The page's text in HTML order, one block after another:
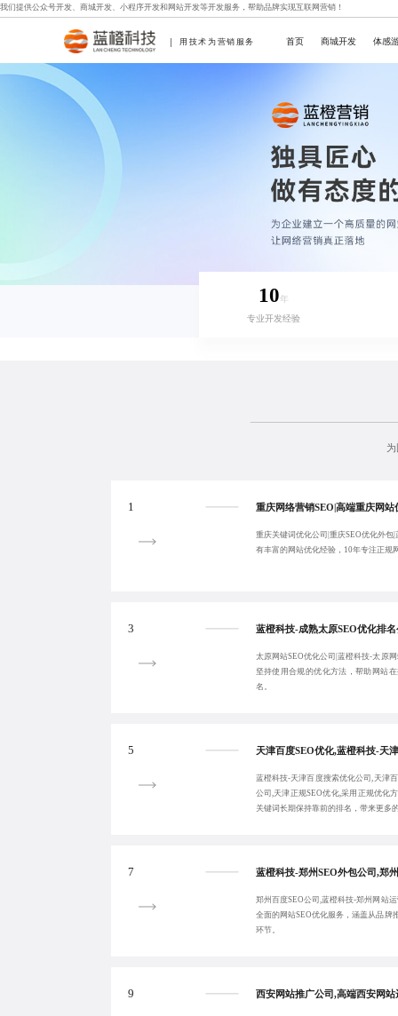
我们提供公众号开发、 商城开发、 小程序开发和 网站开发等开发服务，帮助品牌实现互联网营销！
用技术为营销服务 首页 商城开发 体感
10年
专业开发经验
1
重庆关键词优化公司|重庆SEO优化外包
有丰富的网站优化经验，10年专注正规
3
太原网站SEO优化公司|蓝橙科技-太原
坚持使用合规的优化方法，帮助网站
名。
5
蓝橙科技-天津百度搜索优化公司,天津
公司,天津正规SEO优化,采用正规优化
关键词长期保持靠前的排名，带来更多
7
郑州百度SEO公司,蓝橙科技-郑州网站
全面的网站SEO优化服务，涵盖从品牌
环节。
9